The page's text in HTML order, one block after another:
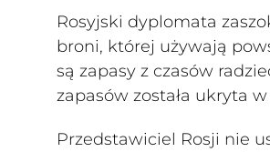
Rosyjski dyplomata
broni, której używają
są zapasy z czasów
zapasów została ukryta
Przedstawiciel Rosji nie